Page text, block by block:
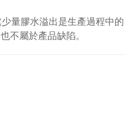
量膠水溢出是生產過程中的
不屬於產品缺陷。